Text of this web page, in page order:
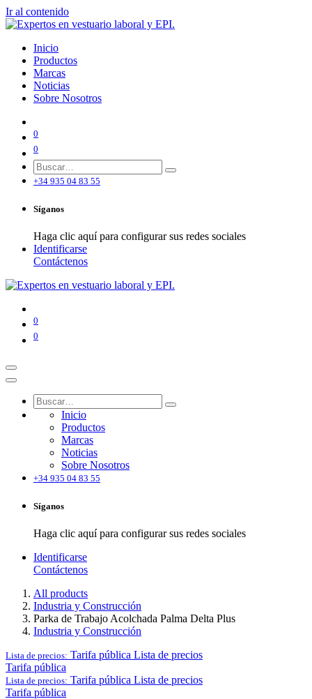
Ir al contenido
Inicio
Productos
Marcas
Noticias
Sobre Nosotros
0
0
+34 935 04 83 55
Síganos
Haga clic aquí para configurar sus redes sociales
Identificarse
Contáctenos
0
0
Inicio
Productos
Marcas
Noticias
Sobre Nosotros
+34 935 04 83 55
Síganos
Haga clic aquí para configurar sus redes sociales
Identificarse
Contáctenos
All products
Industria y Construcción
Parka de Trabajo Acolchada Palma Delta Plus
Industria y Construcción
Lista de precios: Tarifa pública Lista de precios
Tarifa pública
Lista de precios: Tarifa pública Lista de precios
Tarifa pública